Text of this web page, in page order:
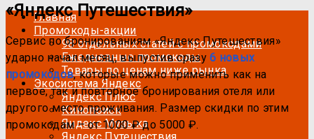
Главная
Промокоды-акции
98 отдельных статей с промокодами
Ежедневные промокоды
Товары по ценам ниже рынка
Экосистема Яндекс
Яндекс Плюс
Кинопоиск
Яндекс Музыка
«Яндекс Путешествия»
Сервис по бронированиям «Яндекс Путешествия»
ударно начал месяц, выпустив сразу6 новых
промокодов, которые можно применить как на
первое, так и повторное бронирования отеля или
другого место проживания. Размер скидки по этим
промокодам – от 1000 ₽ до 5000 ₽.